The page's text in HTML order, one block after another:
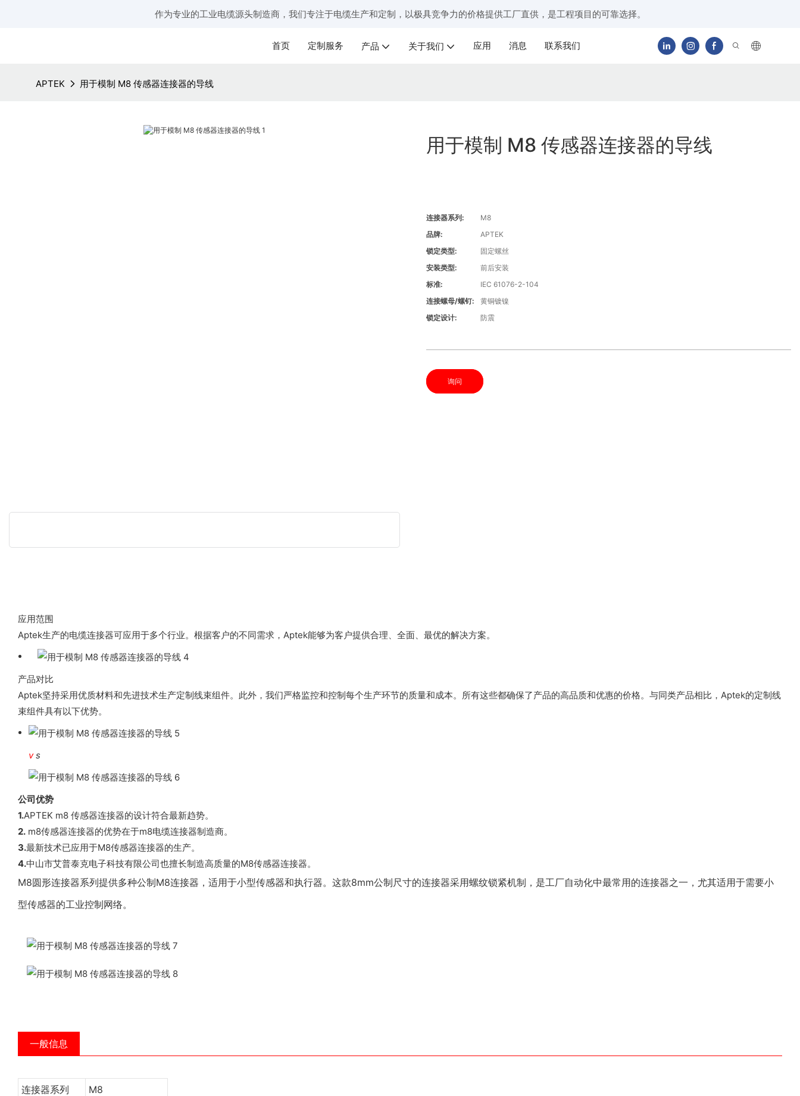
作为专业的工业电缆源头制造商，我们专注于电缆生产和定制，以极具竞争力的价格提供工厂直供，是工程项目的可靠选择。
首页 定制服务 产品 关于我们 应用 消息 联系我们
APTEK 用于模制 M8 传感器连接器的导线
用于模制 M8 传感器连接器的导线
连接器系列:
M8
品牌:
APTEK
锁定类型:
固定螺丝
安装类型:
前后安装
标准:
IEC 61076-2-104
连接螺母/螺钉:
黄铜镀镍
锁定设计:
防震
询问
应用范围
Aptek生产的电缆连接器可应用于多个行业。根据客户的不同需求，Aptek能够为客户提供合理、全面、最优的解决方案。
产品对比
Aptek坚持采用优质材料和先进技术生产定制线束组件。此外，我们严格监控和控制每个生产环节的质量和成本。所有这些都确保了产品的高品质和优惠的价格。与同类产品相比，Aptek的定制线
束组件具有以下优势。
v s
公司优势
1.APTEK m8 传感器连接器的设计符合最新趋势。
2. m8传感器连接器的优势在于m8电缆连接器制造商。
3.最新技术已应用于M8传感器连接器的生产。
4.中山市艾普泰克电子科技有限公司也擅长制造高质量的M8传感器连接器。
M8圆形连接器系列提供多种公制M8连接器，适用于小型传感器和执行器。这款8mm公制尺寸的连接器采用螺纹锁紧机制，是工厂自动化中最常用的连接器之一，尤其适用于需要小
型传感器的工业控制网络。
一般信息
连接器系列
M8